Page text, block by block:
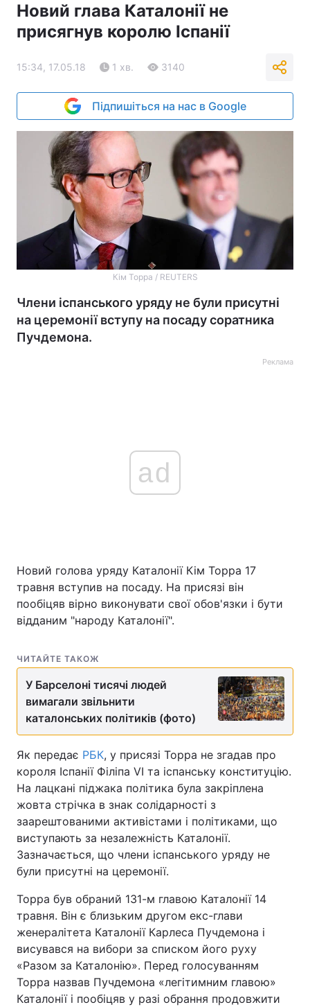
Новий глава Каталонії не
присягнув королю Іспанії
15:34, 17.05.18 1 хв. 3140
Підпишіться на нас в Google
Кім Торра / REUTERS
Члени іспанського уряду не були присутні
на церемонії вступу на посаду соратника
Пучдемона.
Реклама
ad
Новий голова уряду Каталонії Кім Торра 17
травня вступив на посаду. На присязі він
пообіцяв вірно виконувати свої обов'язки і бути
відданим "народу Каталонії".
ЧИТАЙТЕ ТАКОЖ
У Барселоні тисячі людей
вимагали звільнити
каталонських політиків (фото)
Як передає РБК, у присязі Торра не згадав про
короля Іспанії Філіпа VI та іспанську конституцію.
На лацкані піджака політика була закріплена
жовта стрічка в знак солідарності з
заарештованими активістами і політиками, що
виступають за незалежність Каталонії.
Зазначається, що члени іспанського уряду не
були присутні на церемонії.
Торра був обраний 131-м главою Каталонії 14
травня. Він є близьким другом екс-глави
женералітета Каталонії Карлеса Пучдемона і
висувався на вибори за списком його руху
«Разом за Каталонію». Перед голосуванням
Торра назвав Пучдемона «легітимним главою»
Каталонії і пообіцяв у разі обрання продовжити